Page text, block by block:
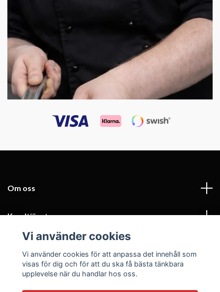
Om oss
Kundtjänst
Sociala medier
Vi använder cookies
Vi använder cookies för att anpassa det innehåll som
visas för dig och för att du ska få bästa tänkbara
upplevelse när du handlar hos oss.